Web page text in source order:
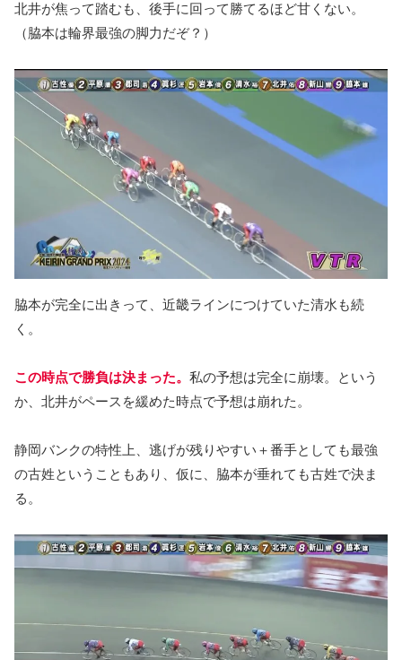
北井が焦って踏むも、後手に回って勝てるほど甘くない。
（脇本は輪界最強の脚力だぞ？）
脇本が完全に出きって、近畿ラインにつけていた清水も続
く。
この時点で勝負は決まった。 私の予想は完全に崩壊。という
か、北井がペースを緩めた時点で予想は崩れた。
静岡バンクの特性上、逃げが残りやすい＋番手としても最強
の古姓ということもあり、仮に、脇本が垂れても古姓で決ま
る。